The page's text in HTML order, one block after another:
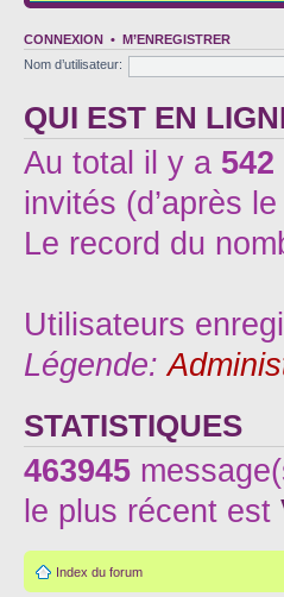
CONNEXION • M’ENREGISTRER
Nom d’utilisateur:
QUI EST EN
Au total il y a 542
invités (d’après
Le record du
Utilisateurs
Légende:
STATISTIQUES
463945
le plus récent est
Index du forum